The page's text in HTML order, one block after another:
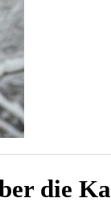
die